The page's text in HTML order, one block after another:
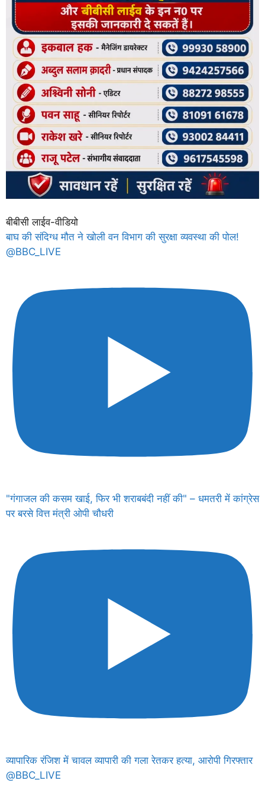
बीबीसी लाईव-वीडियो
बाघ की संदिग्ध मौत ने खोली वन विभाग की सुरक्षा व्यवस्था की पोल!
@BBC_LIVE
"गंगाजल की कसम खाई, फिर भी शराबबंदी नहीं की" – धमतरी में कांग्रेस
पर बरसे वित्त मंत्री ओपी चौधरी
व्यापारिक रंजिश में चावल व्यापारी की गला रेतकर हत्या, आरोपी गिरफ्तार
@BBC_LIVE